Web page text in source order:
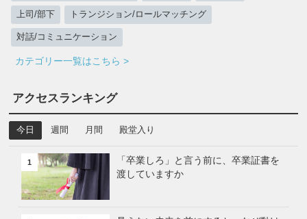
上司/部下 トランジション/ロールマッチング
対話/コミュニケーション
カテゴリー一覧はこちら >
アクセスランキング
今日 週間 月間 殿堂入り
1
「卒業しろ」と言う前に、卒業証書を
渡していますか